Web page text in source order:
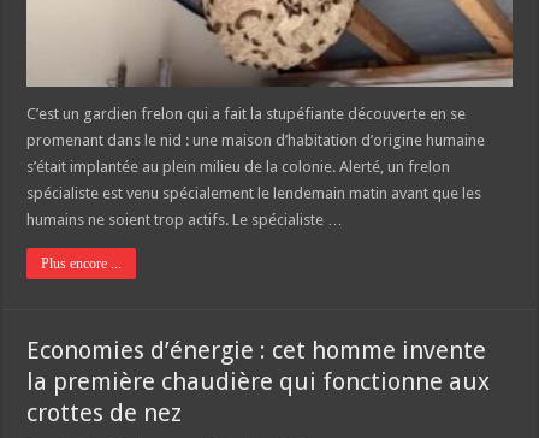
C’est un gardien frelon qui a fait la stupéfiante découverte en se
promenant dans le nid : une maison d’habitation d’origine humaine
s’était implantée au plein milieu de la colonie. Alerté, un frelon
spécialiste est venu spécialement le lendemain matin avant que les
humains ne soient trop actifs. Le spécialiste …
Plus encore ...
Economies d’énergie : cet homme invente
la première chaudière qui fonctionne aux
crottes de nez